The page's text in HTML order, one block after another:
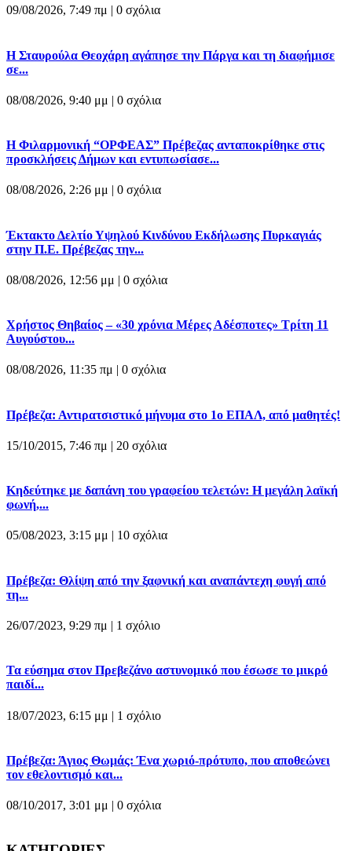
09/08/2026, 7:49 πμ | 0 σχόλια
Η Σταυρούλα Θεοχάρη αγάπησε την Πάργα και τη διαφήμισε
σε...
08/08/2026, 9:40 μμ | 0 σχόλια
Η Φιλαρμονική “ΟΡΦΕΑΣ” Πρέβεζας ανταποκρίθηκε στις
προσκλήσεις Δήμων και εντυπωσίασε...
08/08/2026, 2:26 μμ | 0 σχόλια
Έκτακτο Δελτίο Υψηλού Κινδύνου Εκδήλωσης Πυρκαγιάς
στην Π.Ε. Πρέβεζας την...
08/08/2026, 12:56 μμ | 0 σχόλια
Χρήστος Θηβαίος – «30 χρόνια Μέρες Αδέσποτες» Τρίτη 11
Αυγούστου...
08/08/2026, 11:35 πμ | 0 σχόλια
Πρέβεζα: Αντιρατσιστικό μήνυμα στο 1ο ΕΠΑΛ, από μαθητές!
15/10/2015, 7:46 πμ | 20 σχόλια
Κηδεύτηκε με δαπάνη του γραφείου τελετών: Η μεγάλη λαϊκή
φωνή,...
05/08/2023, 3:15 μμ | 10 σχόλια
Πρέβεζα: Θλίψη από την ξαφνική και αναπάντεχη φυγή από
τη...
26/07/2023, 9:29 πμ | 1 σχόλιο
Τα εύσημα στον Πρεβεζάνο αστυνομικό που έσωσε το μικρό
παιδί...
18/07/2023, 6:15 μμ | 1 σχόλιο
Πρέβεζα: Άγιος Θωμάς: Ένα χωριό-πρότυπο, που αποθεώνει
τον εθελοντισμό και...
08/10/2017, 3:01 μμ | 0 σχόλια